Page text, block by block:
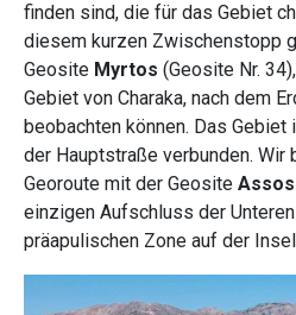
finden sind, die für das Gebiet
diesem kurzen Zwischenstopp
Geosite Myrtos (Geosite Nr.
Gebiet von Charaka, nach dem
beobachten können. Das
der Hauptstraße verbunden. Wir
Georoute mit der Geosite Assos
einzigen Aufschluss der
präapulischen Zone auf der